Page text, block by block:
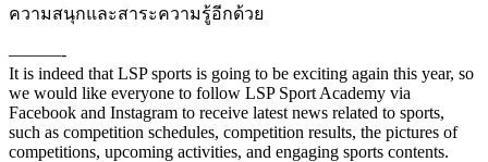
ความสนุกและสาระความรู้อีกด้วย
———-
It is indeed that LSP sports is going to be exciting again this year, so
we would like everyone to follow LSP Sport Academy via
Facebook and Instagram to receive latest news related to sports,
such as competition schedules, competition results, the pictures of
competitions, upcoming activities, and engaging sports contents.